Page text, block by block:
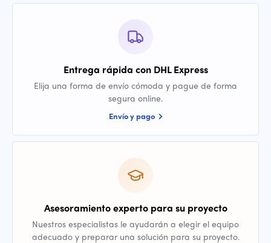
Entrega rápida con DHL Express
Elija una forma de envío cómoda y pague de forma
segura online.
Envío y pago
Asesoramiento experto para su proyecto
Nuestros especialistas le ayudarán a elegir el equipo
adecuado y preparar una solución para su proyecto.